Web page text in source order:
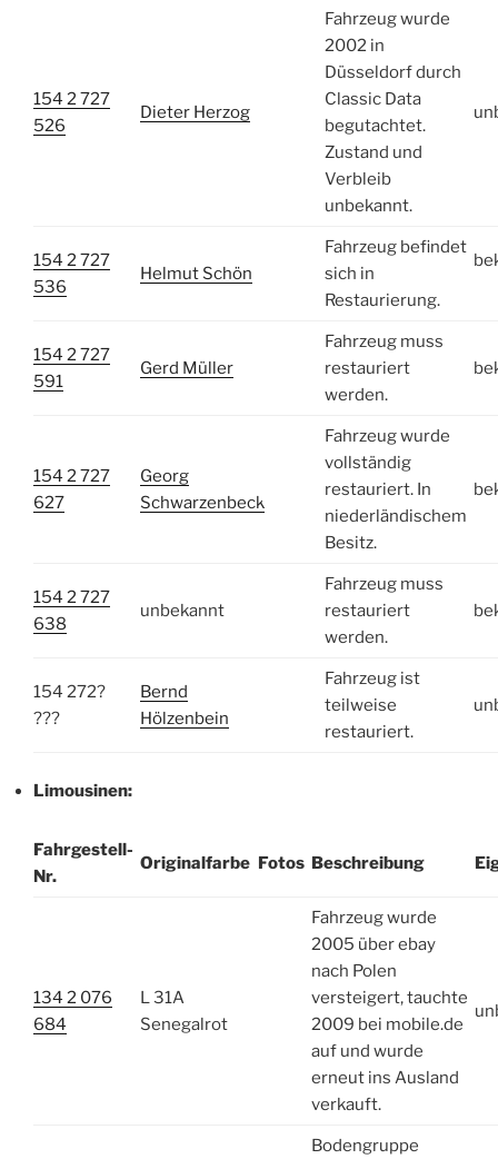
154 2 727
526
Dieter Herzog
Fahrzeug wurde
2002 in
Düsseldorf durch
Classic Data
begutachtet.
Zustand und
Verbleib
unbekannt.
154 2 727
536
Helmut Schön
Fahrzeug befindet
sich in
Restaurierung.
154 2 727
591
Gerd Müller
Fahrzeug muss
restauriert
werden.
154 2 727
627
Georg
Schwarzenbeck
Fahrzeug wurde
vollständig
restauriert. In
niederländischem
Besitz.
154 2 727
638
unbekannt
Fahrzeug muss
restauriert
werden.
154 272?
???
Bernd
Hölzenbein
Fahrzeug ist
teilweise
restauriert.
Limousinen:
Fahrgestell-
Nr.
Originalfarbe Fotos Beschreibung
134 2 076
684
L 31A
Senegalrot
Fahrzeug wurde
2005 über ebay
nach Polen
versteigert, tauchte
2009 bei mobile.de
auf und wurde
erneut ins Ausland
verkauft.
Bodengruppe